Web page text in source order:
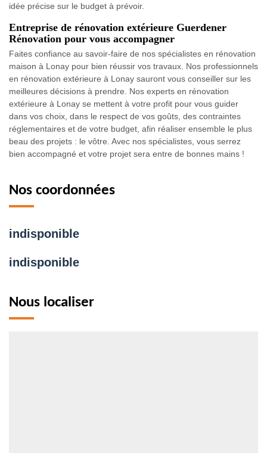
idée précise sur le budget à prévoir.
Entreprise de rénovation extérieure Guerdener
Rénovation pour vous accompagner
Faites confiance au savoir-faire de nos spécialistes en rénovation
maison à Lonay pour bien réussir vos travaux. Nos professionnels
en rénovation extérieure à Lonay sauront vous conseiller sur les
meilleures décisions à prendre. Nos experts en rénovation
extérieure à Lonay se mettent à votre profit pour vous guider
dans vos choix, dans le respect de vos goûts, des contraintes
réglementaires et de votre budget, afin réaliser ensemble le plus
beau des projets : le vôtre. Avec nos spécialistes, vous serrez
bien accompagné et votre projet sera entre de bonnes mains !
Nos coordonnées
indisponible
indisponible
Nous localiser